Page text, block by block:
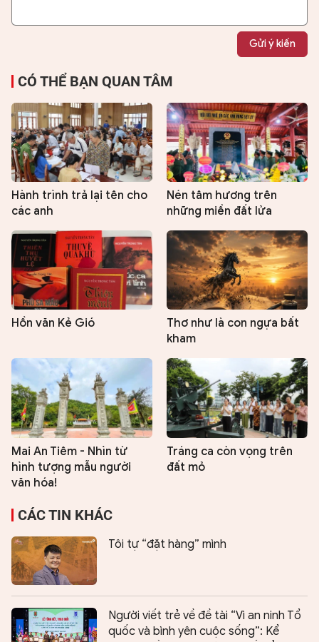
Gửi ý kiến
CÓ THỂ BẠN QUAN TÂM
Hành trình trả lại tên cho
các anh
Nén tâm hương trên
những miền đất lửa
Hồn văn Kẻ Gió
Thơ như là con ngựa bất
kham
Mai An Tiêm - Nhìn từ
hình tượng mẫu người
văn hóa!
Tráng ca còn vọng trên
đất mỏ
CÁC TIN KHÁC
Tôi tự “đặt hàng” mình
Người viết trẻ về đề tài “Vì an ninh Tổ
quốc và bình yên cuộc sống”: Kể